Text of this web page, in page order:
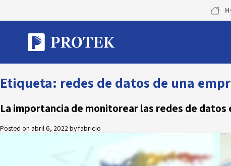
content
Etiqueta: redes de datos de una
La importancia de monitorear las redes de datos
Posted on abril 6, 2022byfabricio